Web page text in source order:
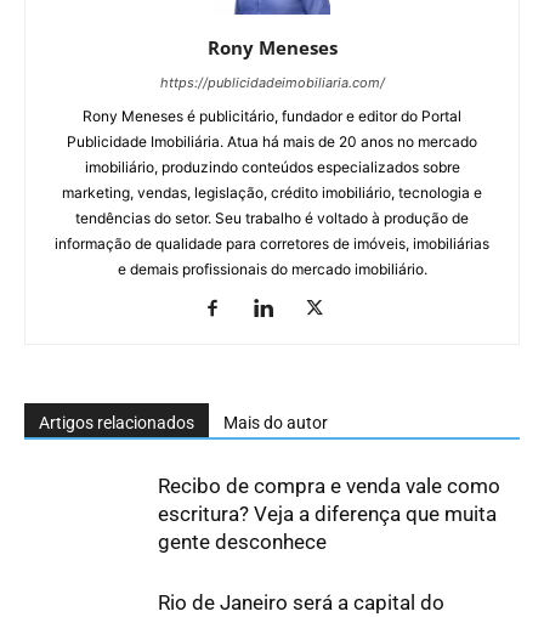
Rony Meneses
https://publicidadeimobiliaria.com/
Rony Meneses é publicitário, fundador e editor do Portal
Publicidade Imobiliária. Atua há mais de 20 anos no mercado
imobiliário, produzindo conteúdos especializados sobre
marketing, vendas, legislação, crédito imobiliário, tecnologia e
tendências do setor. Seu trabalho é voltado à produção de
informação de qualidade para corretores de imóveis, imobiliárias
e demais profissionais do mercado imobiliário.
Artigos relacionados Mais do autor
Recibo de compra e venda vale como
escritura? Veja a diferença que muita
gente desconhece
Rio de Janeiro será a capital do